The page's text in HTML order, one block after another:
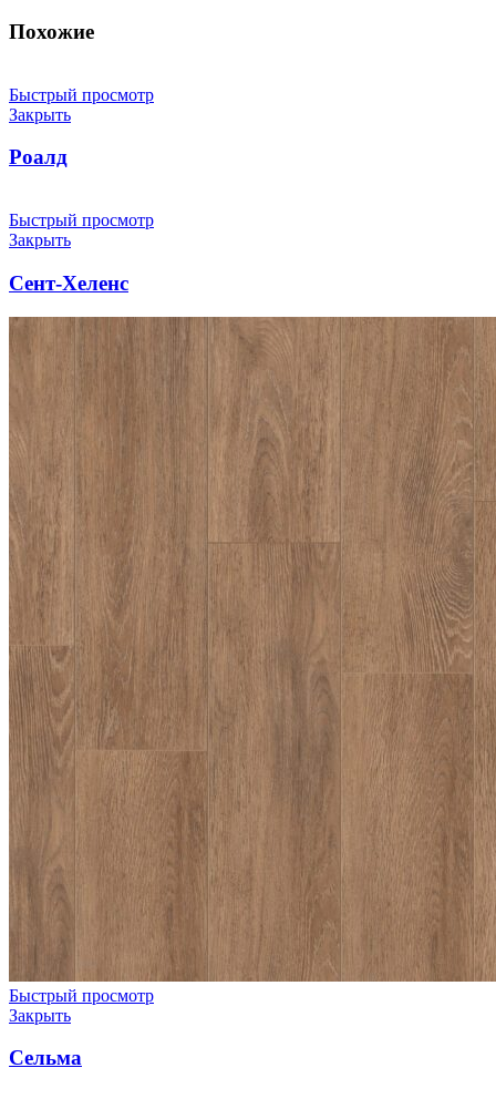
Похожие
Быстрый просмотр
Закрыть
Роалд
Быстрый просмотр
Закрыть
Сент-Хеленс
Быстрый просмотр
Закрыть
Сельма